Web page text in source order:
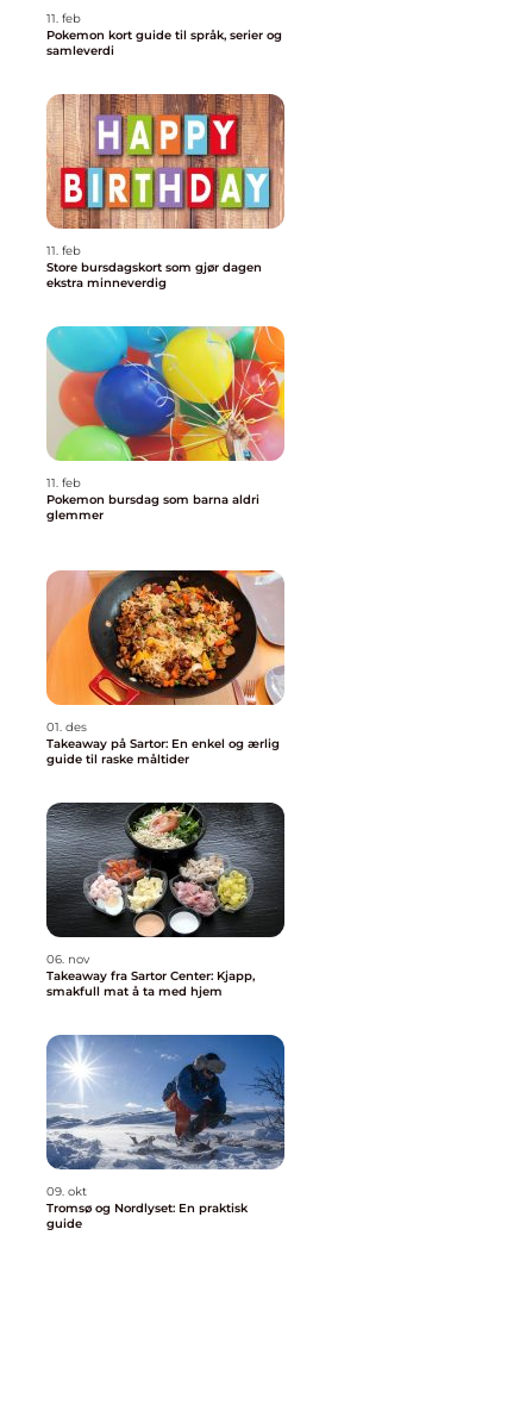
11. feb
Pokemon kort guide til språk, serier og
samleverdi
11. feb
Store bursdagskort som gjør dagen
ekstra minneverdig
11. feb
Pokemon bursdag som barna aldri
glemmer
01. des
Takeaway på Sartor: En enkel og ærlig
guide til raske måltider
06. nov
Takeaway fra Sartor Center: Kjapp,
smakfull mat å ta med hjem
09. okt
Tromsø og Nordlyset: En praktisk
guide